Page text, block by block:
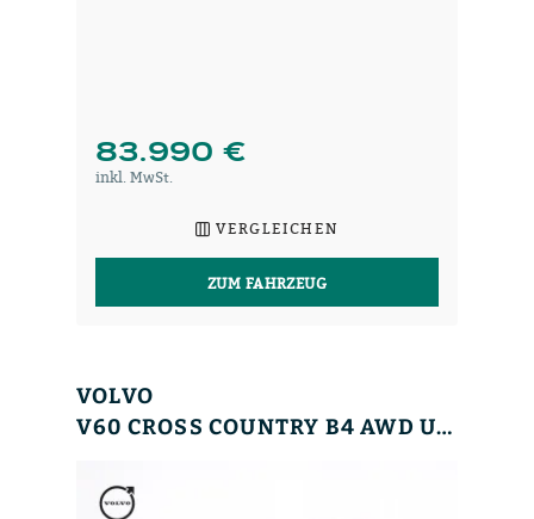
83.990 €
inkl. MwSt.
VERGLEICHEN
ZUM FAHRZEUG
VOLVO
V60 CROSS COUNTRY B4 AWD ULTIMATE 360°+PANO